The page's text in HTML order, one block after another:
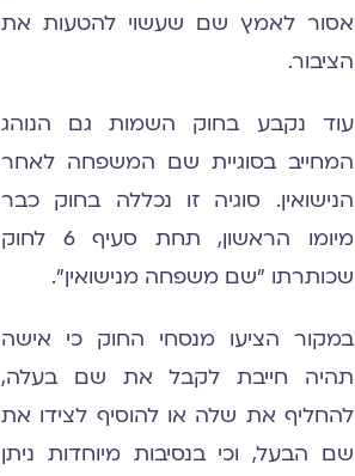
אסור לאמץ שם שעשוי להטעות את
הציבור.
עוד נקבע בחוק השמות גם הנוהג
המחייב בסוגיית שם המשפחה לאחר
הנישואין. סוגיה זו נכללה בחוק כבר
מיומו הראשון, תחת סעיף 6 לחוק
שכותרתו "שם משפחה מנישואין".
במקור הציעו מנסחי החוק כי אישה
תהיה חייבת לקבל את שם בעלה,
להחליף את שלה או להוסיף לצידו את
שם הבעל, וכי בנסיבות מיוחדות ניתן